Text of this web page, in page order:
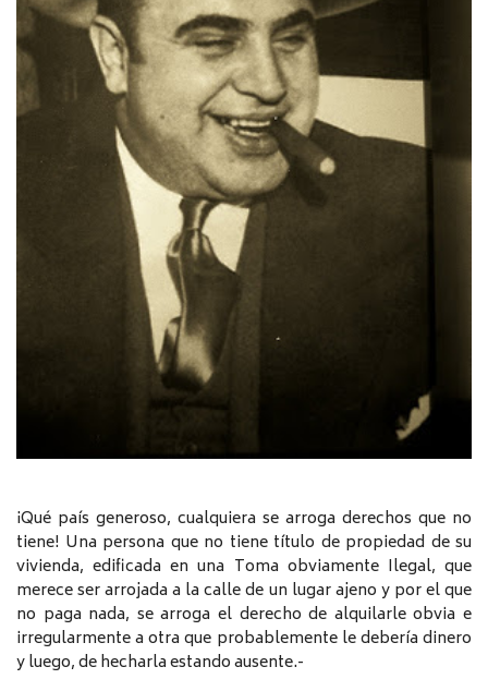
¡Qué país generoso, cualquiera se arroga derechos que no
tiene! Una persona que no tiene título de propiedad de su
vivienda, edificada en una Toma obviamente Ilegal, que
merece ser arrojada a la calle de un lugar ajeno y por el que
no paga nada, se arroga el derecho de alquilarle obvia e
irregularmente a otra que probablemente le debería dinero
y luego, de hecharla estando ausente.-